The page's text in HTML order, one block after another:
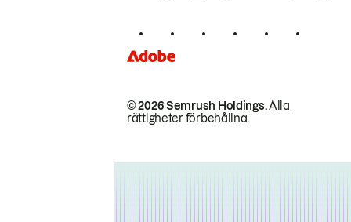
© 2026 Semrush Holdings.Alla
rättigheter förbehållna.